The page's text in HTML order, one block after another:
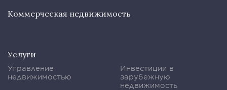
Коммерческая недвижимость
Услуги
Управление
недвижимостью
Инвестиции в
зарубежную
недвижимость